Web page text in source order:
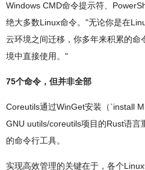
Windows CMD命令提示符、
绝大多数Linux命令。"无论你是在
云环境之间迁移，你多年来积累的
境中直接使用。"
75个命令，但并非全部
Coreutils通过WinGet安装（`install
GNU uutils/coreutils项目的Rust语言
的命令行工具。
实现高效管理的关键在于，各个